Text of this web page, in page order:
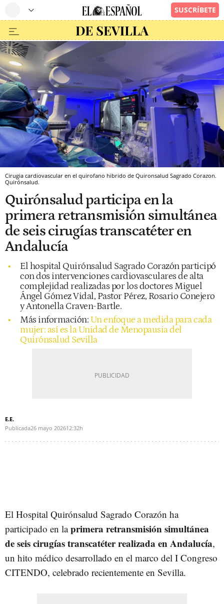
Cirugia cardiovascular en el quirofano hibrido de Quironsalud Sagrado Corazon.
Quirónsalud.
Quirónsalud participa en la
primera retransmisión simultánea
de seis cirugías transcatéter en
Andalucía
El hospital Quirónsalud Sagrado Corazón participó
con dos intervenciones cardiovasculares de alta
complejidad realizadas por los doctores Miguel
Ángel Gómez Vidal, Pastor Pérez, Rosario Conejero
y Antonella Craven-Bartle.
Más información: Un enfoque a medida para cada
mujer: así es la Unidad de Menopausia del
Quirónsalud Sevilla
E.E.
Publicada26 mayo 202612:32h
El Hospital Quirónsalud Sagrado Corazón ha
participado en laprimera retransmisión simultánea
de seis cirugías transcatéter realizada en Andalucía,
un hito médico desarrollado en el marco del I Congreso
CITENDO, celebrado recientemente en Sevilla.